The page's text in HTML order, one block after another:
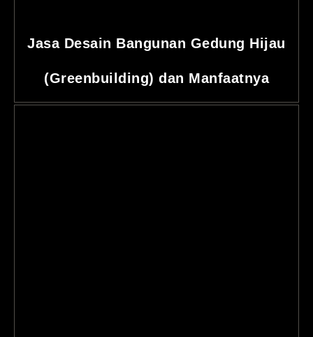
Jasa Desain Bangunan Gedung Hijau
(Greenbuilding) dan Manfaatnya